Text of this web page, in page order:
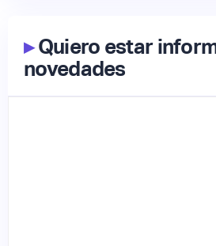
▸Quiero estar
novedades